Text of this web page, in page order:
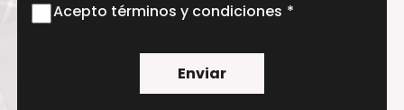
Acepto términos y condiciones
Enviar